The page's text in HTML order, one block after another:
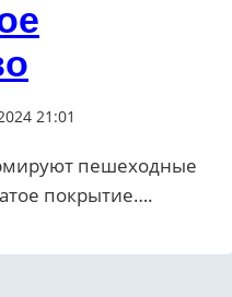
21:01
пешеходные
покрытие….